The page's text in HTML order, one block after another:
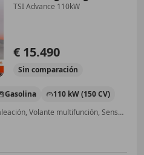
TSI Advance 110kW
€ 15.490
Sin comparación
Gasolina
110 kW (150 CV)
Elevalunas eléctrico, Llantas de aleación, Volante multifunción, Sensor de lluvia, Isofix, ESP, Faros antiniebla, Start/Stop automático